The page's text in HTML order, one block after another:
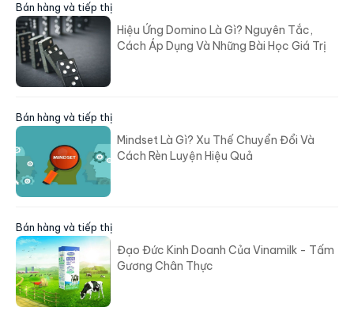
Bán hàng và tiếp thị
Hiệu Ứng Domino Là Gì? Nguyên Tắc,
Cách Áp Dụng Và Những Bài Học Giá Trị
Bán hàng và tiếp thị
Mindset Là Gì? Xu Thế Chuyển Đổi Và
Cách Rèn Luyện Hiệu Quả
Bán hàng và tiếp thị
Đạo Đức Kinh Doanh Của Vinamilk - Tấm
Gương Chân Thực